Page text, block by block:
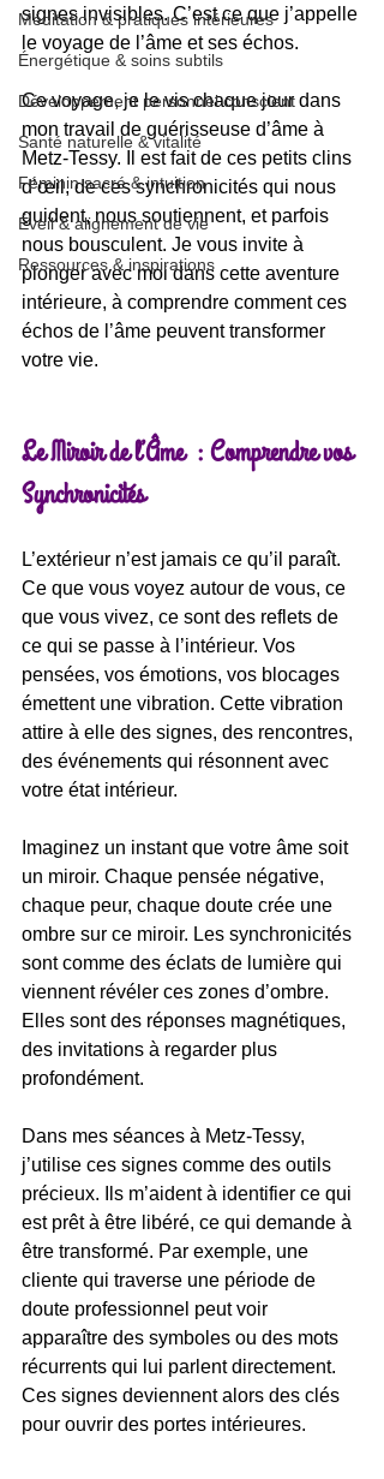
Méditation & pratiques intérieures
Énergétique & soins subtils
Développement personnel conscient
Santé naturelle & vitalité
Féminin sacré & intuition
Éveil & alignement de vie
Ressources & inspirations
signes invisibles. C’est ce que j’appelle
le voyage de l’âme et ses échos.
Ce voyage, je le vis chaque jour dans
mon travail de guérisseuse d’âme à
Metz-Tessy. Il est fait de ces petits clins
d’œil, de ces synchronicités qui nous
guident, nous soutiennent, et parfois
nous bousculent. Je vous invite à
plonger avec moi dans cette aventure
intérieure, à comprendre comment ces
échos de l’âme peuvent transformer
votre vie.
Le Miroir de l’Âme  : Comprendre vos
Synchronicités
L’extérieur n’est jamais ce qu’il paraît.
Ce que vous voyez autour de vous, ce
que vous vivez, ce sont des reflets de
ce qui se passe à l’intérieur. Vos
pensées, vos émotions, vos blocages
émettent une vibration. Cette vibration
attire à elle des signes, des rencontres,
des événements qui résonnent avec
votre état intérieur.
Imaginez un instant que votre âme soit
un miroir. Chaque pensée négative,
chaque peur, chaque doute crée une
ombre sur ce miroir. Les synchronicités
sont comme des éclats de lumière qui
viennent révéler ces zones d’ombre.
Elles sont des réponses magnétiques,
des invitations à regarder plus
profondément.
Dans mes séances à Metz-Tessy,
j’utilise ces signes comme des outils
précieux. Ils m’aident à identifier ce qui
est prêt à être libéré, ce qui demande à
être transformé. Par exemple, une
cliente qui traverse une période de
doute professionnel peut voir
apparaître des symboles ou des mots
récurrents qui lui parlent directement.
Ces signes deviennent alors des clés
pour ouvrir des portes intérieures.